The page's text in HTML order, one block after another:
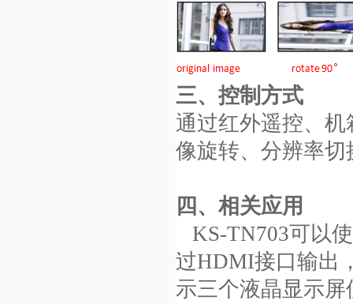
三、控制方式
通过红外遥控、机
像旋转、分辨率
四、相关应用
KS-TN703可以
过HDMI接口输出
示三个液晶显示